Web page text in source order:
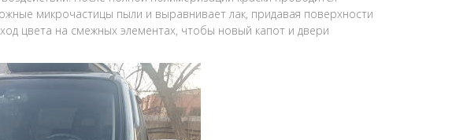
микрочастицы пыли и выравнивает лак, придавая поверхности
цвета на смежных элементах, чтобы новый капот и двери